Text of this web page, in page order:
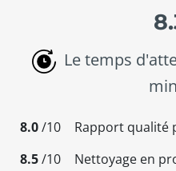
Le temps
8.0/10
Rapport qualité
8.5/10 Nettoyage en